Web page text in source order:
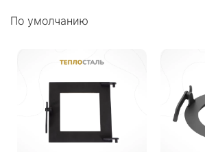
По умолчанию